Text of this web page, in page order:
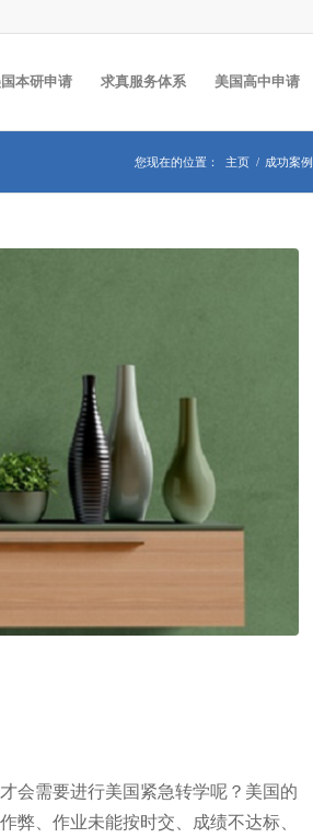
本研申请 求真服务体系 美国高中申请
您现在的位置： 主页 / 成功案例
会需要进行美国紧急转学呢？美国的
弊、作业未能按时交、成绩不达标、